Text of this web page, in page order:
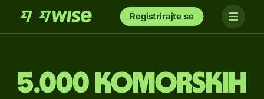
Registrirajte se
5.000 komorskih